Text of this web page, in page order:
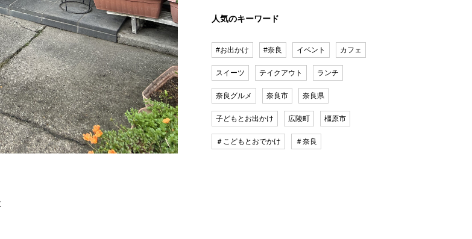
人気のキーワード
#お出かけ #奈良 イベント カフェ
スイーツ テイクアウト ランチ
奈良グルメ 奈良市 奈良県
子どもとお出かけ 広陵町 橿原市
＃こどもとおでかけ ＃奈良